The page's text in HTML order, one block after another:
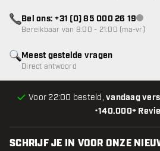
•140.000+
Voor 22:00 besteld,vandaag
Meest gestelde vragen
Direct antwoord
Bel ons: +31 (0) 85 000 26 19
Bereikbaar van 8:00 - 21:00 (ma-vr)
SCHRIJF JE IN VOOR ONZE